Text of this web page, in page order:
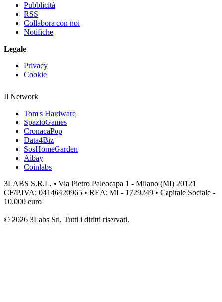
Pubblicità
RSS
Collabora con noi
Notifiche
Legale
Privacy
Cookie
Il Network
Tom's Hardware
SpazioGames
CronacaPop
Data4Biz
SosHomeGarden
Aibay
Coinlabs
3LABS S.R.L. • Via Pietro Paleocapa 1 - Milano (MI) 20121
CF/P.IVA: 04146420965 • REA: MI - 1729249 • Capitale Sociale -
10.000 euro
© 2026 3Labs Srl. Tutti i diritti riservati.